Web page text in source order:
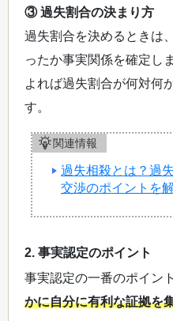
③ 過失割合の決まり方
過失割合を決めるときは
ったか事実関係を確定し
よれば過失割合が何対何
す。
関連情報
過失相殺とは？過
交渉のポイントを解
2. 事実認定のポイント
事実認定の一番のポイン
かに自分に有利な証拠を